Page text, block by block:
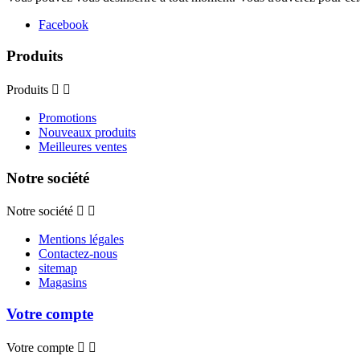
Facebook
Produits
Produits  
Promotions
Nouveaux produits
Meilleures ventes
Notre société
Notre société  
Mentions légales
Contactez-nous
sitemap
Magasins
Votre compte
Votre compte  